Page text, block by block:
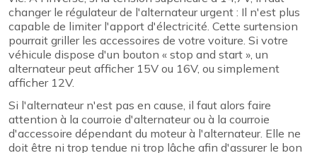
changer le régulateur de l'alternateur urgent : Il n'est plus
capable de limiter l'apport d'électricité. Cette surtension
pourrait griller les accessoires de votre voiture. Si votre
véhicule dispose d'un bouton « stop and start », un
alternateur peut afficher 15V ou 16V, ou simplement
afficher 12V.
Si l'alternateur n'est pas en cause, il faut alors faire
attention à la courroie d'alternateur ou à la courroie
d'accessoire dépendant du moteur à l'alternateur. Elle ne
doit être ni trop tendue ni trop lâche afin d'assurer le bon